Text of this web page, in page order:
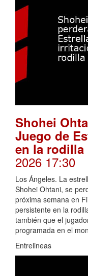
Shohei
Juego de
en la rodilla
2026 17:30
Los Ángeles. La
Shohei Ohtani, se
próxima semana en
persistente en la
también que el
programada en el
Entrelineas